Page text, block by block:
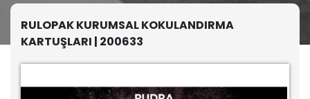
RULOPAK KURUMSAL KOKULANDIRMA
KARTUŞLARI | 200633